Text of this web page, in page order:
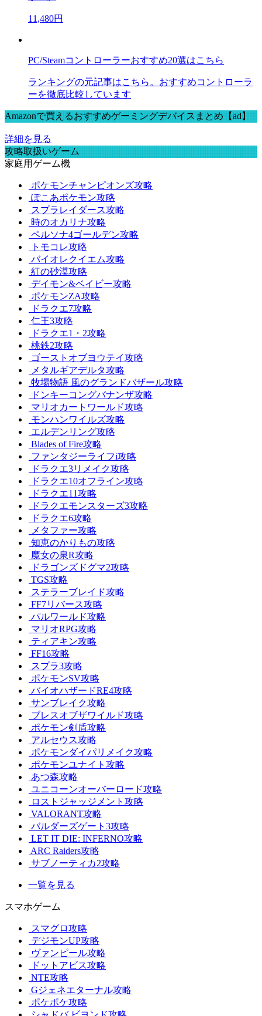
11,480円
PC/Steamコントローラーおすすめ20選はこちら
ランキングの元記事はこちら。おすすめコントローラ
ーを徹底比較しています
Amazonで買えるおすすめゲーミングデバイスまとめ【ad】
詳細を見る
攻略取扱いゲーム
家庭用ゲーム機
ポケモンチャンピオンズ攻略
ぽこあポケモン攻略
スプラレイダース攻略
時のオカリナ攻略
ペルソナ4ゴールデン攻略
トモコレ攻略
バイオレクイエム攻略
紅の砂漠攻略
デイモン&ベイビー攻略
ポケモンZA攻略
ドラクエ7攻略
仁王3攻略
ドラクエ1・2攻略
桃鉄2攻略
ゴーストオブヨウテイ攻略
メタルギアデルタ攻略
牧場物語 風のグランドバザール攻略
ドンキーコングバナンザ攻略
マリオカートワールド攻略
モンハンワイルズ攻略
エルデンリング攻略
Blades of Fire攻略
ファンタジーライフi攻略
ドラクエ3リメイク攻略
ドラクエ10オフライン攻略
ドラクエ11攻略
ドラクエモンスターズ3攻略
ドラクエ6攻略
メタファー攻略
知恵のかりもの攻略
魔女の泉R攻略
ドラゴンズドグマ2攻略
TGS攻略
ステラーブレイド攻略
FF7リバース攻略
パルワールド攻略
マリオRPG攻略
ティアキン攻略
FF16攻略
スプラ3攻略
ポケモンSV攻略
バイオハザードRE4攻略
サンブレイク攻略
ブレスオブザワイルド攻略
ポケモン剣盾攻略
アルセウス攻略
ポケモンダイパリメイク攻略
ポケモンユナイト攻略
あつ森攻略
ユニコーンオーバーロード攻略
ロストジャッジメント攻略
VALORANT攻略
バルダーズゲート3攻略
LET IT DIE: INFERNO攻略
ARC Raiders攻略
サブノーティカ2攻略
一覧を見る
スマホゲーム
スマグロ攻略
デジモンUP攻略
ヴァンピール攻略
ドットアビス攻略
NTE攻略
Gジェネエターナル攻略
ポケポケ攻略